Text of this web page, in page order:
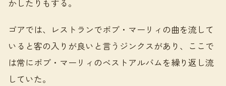
かしたりもする。
ゴアでは、レストランでボブ・マーリィの曲を流して
いると客の入りが良いと言うジンクスがあり、ここで
は常にボブ・マーリィのベストアルバムを繰り返し流
していた。